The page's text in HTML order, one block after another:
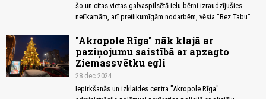
šo un citas vietas galvaspilsētā ielu bērni izraudzījušies
netīkamām, arī pretlikumīgām nodarbēm, vēsta "Bez Tabu".
"Akropole Rīga" nāk klajā ar
paziņojumu saistībā ar apzagto
Ziemassvētku egli
28.dec 2024
Iepirkšanās un izklaides centra "Akropole Rīga"